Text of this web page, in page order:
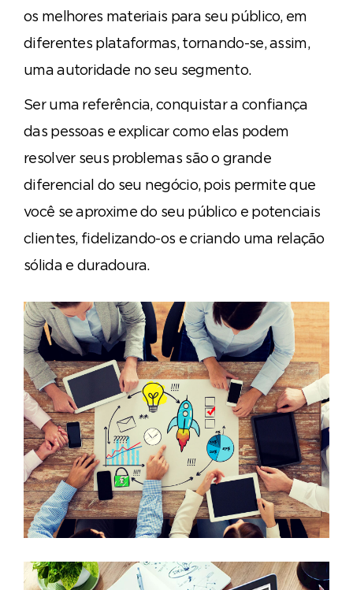
os melhores materiais para seu público, em
diferentes plataformas, tornando-se, assim,
uma autoridade no seu segmento.
Ser uma referência, conquistar a confiança
das pessoas e explicar como elas podem
resolver seus problemas são o grande
diferencial do seu negócio, pois permite que
você se aproxime do seu público e potenciais
clientes, fidelizando-os e criando uma relação
sólida e duradoura.